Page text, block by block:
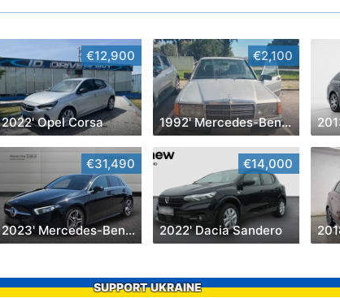
€12,900
2022' Opel Corsa
€2,100
1992' Mercedes-Benz Classe A
€31,490
2023' Mercedes-Benz Classe A D Amg Line Aut.
€14,000
2022' Dacia Sandero
SUPPORT UKRAINE